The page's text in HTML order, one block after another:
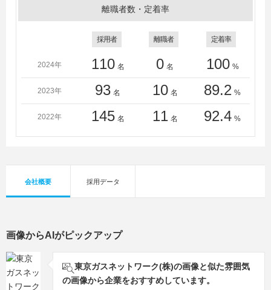
離職者数・定着率
採用者 離職者 定着率
2024年 110 名 0 名 100 %
2023年 93 名 10 名 89.2 %
2022年 145 名 11 名 92.4 %
会社概要 採用データ
画像からAIがピックアップ
東京ガスネットワーク(株)の画像と似た雰囲気
の画像から企業をおすすめしています。